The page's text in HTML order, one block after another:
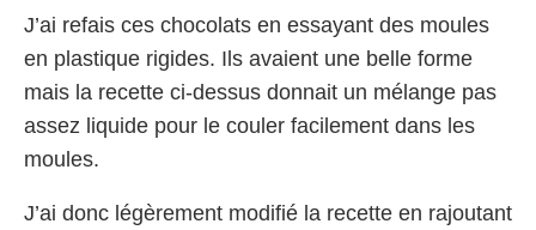
J’ai refais ces chocolats en essayant des moules
en plastique rigides. Ils avaient une belle forme
mais la recette ci-dessus donnait un mélange pas
assez liquide pour le couler facilement dans les
moules.
J’ai donc légèrement modifié la recette en rajoutant